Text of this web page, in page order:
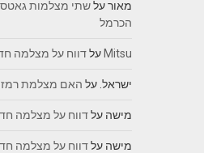
מאורעלשתי מצלמות
הכרמל
Mitsu עלדווח על מצלמה
ישראל. על האם מצלמת
מישה עלדווח על מצלמה
מישה עלדווח על מצלמה